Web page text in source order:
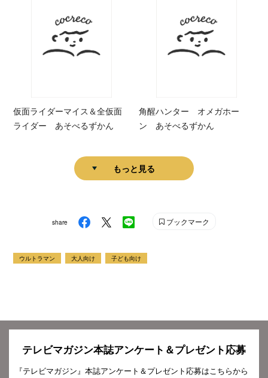
仮面ライダーマイス＆全仮面
ライダー あそべるずかん
角醒ハンター オメガホー
ン あそべるずかん
もっと見る
share ブックマーク
ウルトラマン 大人向け 子ども向け
テレビマガジン本誌アンケート＆プレゼント応募
『テレビマガジン』本誌アンケート＆プレゼント応募はこちらから